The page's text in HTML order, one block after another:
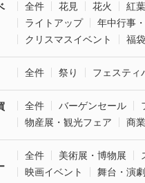
全件 花見 花火
紅葉
ライトアップ
年中行事
クリスマスイベント
福
全件 祭り フェスティ
全件 バーゲンセール
物産展・観光フェア
商
全件 美術展・博物展
映画イベント
舞台・演劇